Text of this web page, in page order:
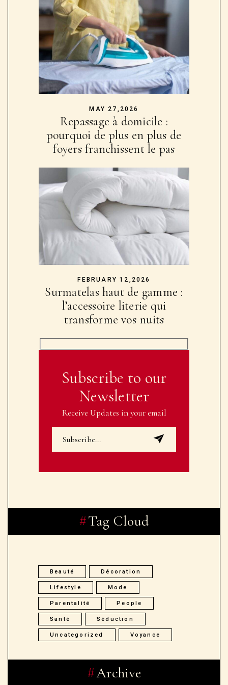
MAY 27,2026
Repassage à domicile :
pourquoi de plus en plus de
foyers franchissent le pas
FEBRUARY 12,2026
Surmatelas haut de gamme :
l’accessoire literie qui
transforme vos nuits
Subscribe to our
Newsletter
Receive Updates in your email
Tag Cloud
Beauté Décoration
Lifestyle Mode
Parentalité People
Santé Séduction
Uncategorized Voyance
Archive